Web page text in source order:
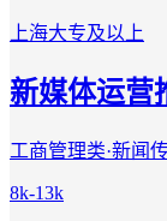
上海大专及以上
新媒体运营
工商管理类·新闻
8k-13k